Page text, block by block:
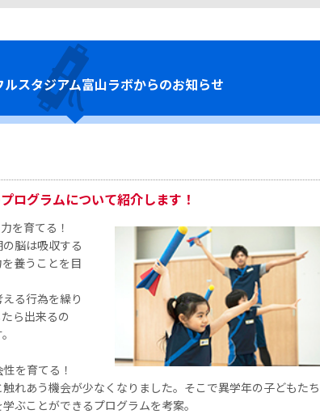
ルスタジアム富山ラボからのお知らせ
ログラムについて紹介します！
を育てる！
脳は吸収する
養うことを目
る行為を繰り
ら出来るの
を育てる！
れあう機会が少なくなりました。そこで異学年の子どもたち
ぶことができるプログラムを考案。